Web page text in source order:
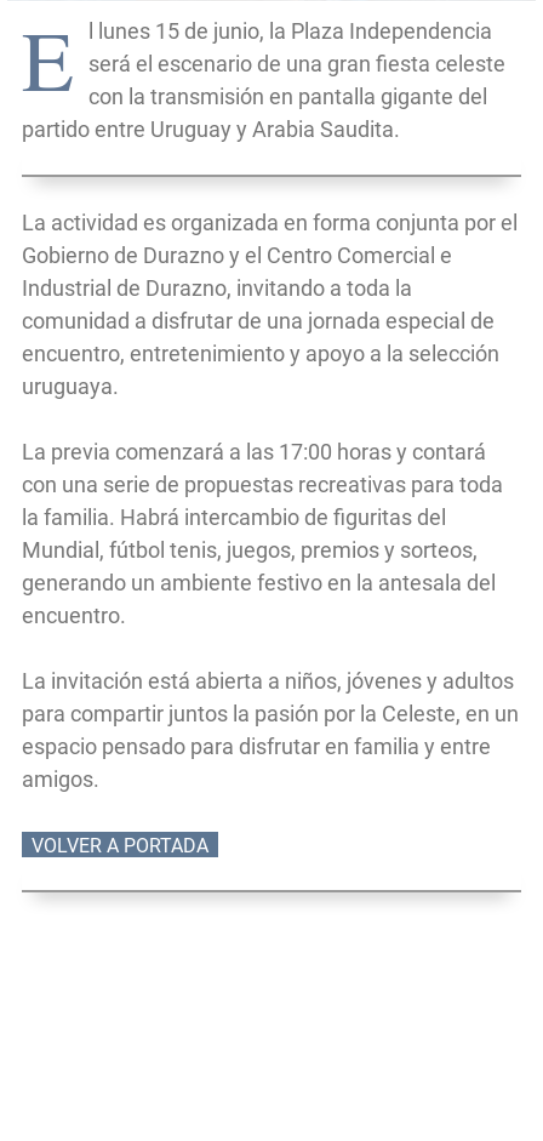
E
l lunes 15 de junio, la Plaza Independencia
será el escenario de una gran fiesta celeste
con la transmisión en pantalla gigante del
partido entre Uruguay y Arabia Saudita.
La actividad es organizada en forma conjunta por el
Gobierno de Durazno y el Centro Comercial e
Industrial de Durazno, invitando a toda la
comunidad a disfrutar de una jornada especial de
encuentro, entretenimiento y apoyo a la selección
uruguaya.
La previa comenzará a las 17:00 horas y contará
con una serie de propuestas recreativas para toda
la familia. Habrá intercambio de figuritas del
Mundial, fútbol tenis, juegos, premios y sorteos,
generando un ambiente festivo en la antesala del
encuentro.
La invitación está abierta a niños, jóvenes y adultos
para compartir juntos la pasión por la Celeste, en un
espacio pensado para disfrutar en familia y entre
amigos.
VOLVER A PORTADA